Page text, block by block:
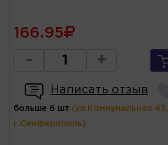
166.95
- +
Написать отзыв
больше 6 шт (ул.Коммунальная 43,
г.Симферополь)